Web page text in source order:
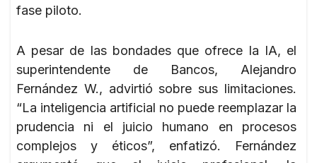
fase piloto.
A pesar de las bondades que ofrece la IA, el
superintendente de Bancos, Alejandro
Fernández W., advirtió sobre sus limitaciones.
“La inteligencia artificial no puede reemplazar la
prudencia ni el juicio humano en procesos
complejos y éticos”, enfatizó. Fernández